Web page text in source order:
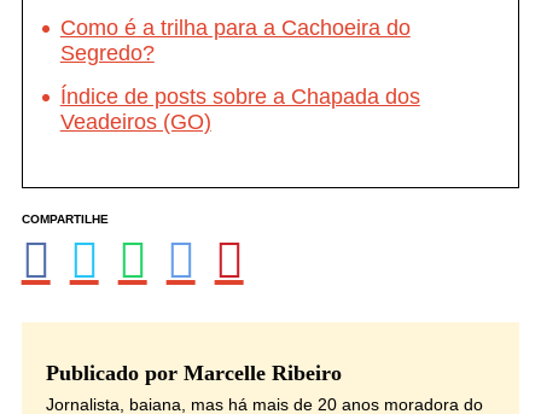
08 MAIO
2017
2017